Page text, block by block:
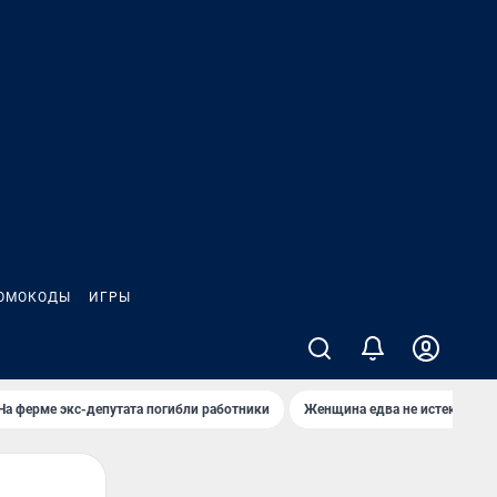
ИГРЫ
ферме экс-депутата погибли работники Женщина едва не истекла